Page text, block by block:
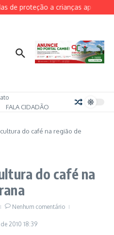
de proteção a crianças após
FALA CIDADÃO
do café na região de
do café na
Nenhum comentário
2010 18:39